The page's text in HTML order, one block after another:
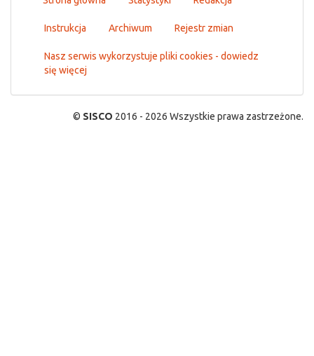
Instrukcja Archiwum Rejestr zmian
Nasz serwis wykorzystuje pliki cookies - dowiedz
się więcej
© SISCO 2016 - 2026 Wszystkie prawa zastrzeżone.